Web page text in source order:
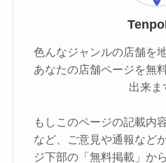
色んなジャンルの店舗を
あなたの店舗ページを無
出来ま
もしこのページの記載内
など、ご意見や通報など
ジ下部の「無料掲載」か